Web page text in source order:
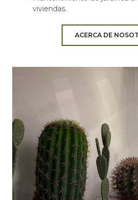
viviendas.
ACERCA DE